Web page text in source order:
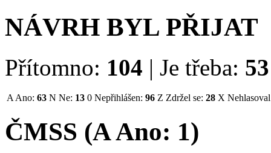
NÁVRH BYL PŘIJAT
Přítomno: 104 | Je třeba: 53
A Ano: 63 N Ne: 13 0 Nepřihlášen: 96 Z Zdržel se: 28 X Nehlasoval
ČMSS (AAno: 1)